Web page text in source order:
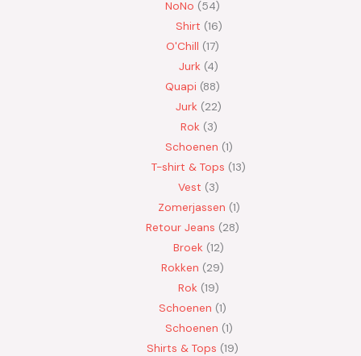
NoNo
54
Shirt 16
O'Chill 17
Jurk 4
Quapi 88
Jurk
22
Rok 3
Schoenen 1
T-shirt & Tops 13
Vest
3
Zomerjassen 1
Retour Jeans
28
Broek 12
Rokken
29
Rok 19
Schoenen 1
Schoenen 1
Shirts & Tops 19